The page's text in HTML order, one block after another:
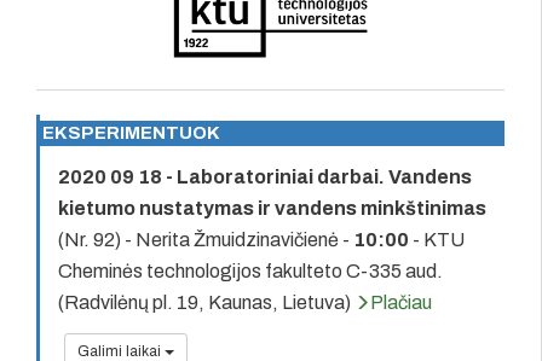
EKSPERIMENTUOK
2020 09 18 - Laboratoriniai darbai. Vandens
kietumo nustatymas ir vandens minkštinimas
(Nr. 92) - Nerita Žmuidzinavičienė - 10:00 - KTU
Cheminės technologijos fakulteto C-335 aud.
(Radvilėnų pl. 19, Kaunas, Lietuva)
Plačiau
Galimi laikai